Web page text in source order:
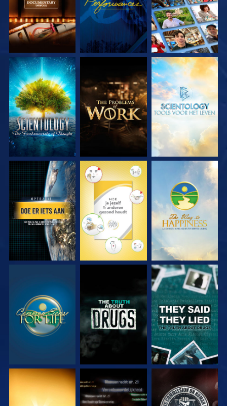
VERKEN DE SERIE VERKEN DE SERIE VERKEN DE SERIE
KIJK KIJK KIJK
KIJK KIJK KIJK
KIJK KIJK KIJK